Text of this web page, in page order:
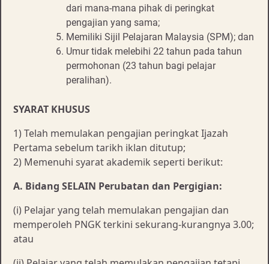
dari mana-mana pihak di peringkat
pengajian yang sama;
Memiliki Sijil Pelajaran Malaysia (SPM); dan
Umur tidak melebihi 22 tahun pada tahun
permohonan (23 tahun bagi pelajar
peralihan).
SYARAT KHUSUS
1) Telah memulakan pengajian peringkat Ijazah
Pertama sebelum tarikh iklan ditutup;
2) Memenuhi syarat akademik seperti berikut:
A. Bidang SELAIN Perubatan dan Pergigian:
(i) Pelajar yang telah memulakan pengajian dan
memperoleh PNGK terkini sekurang-kurangnya 3.00;
atau